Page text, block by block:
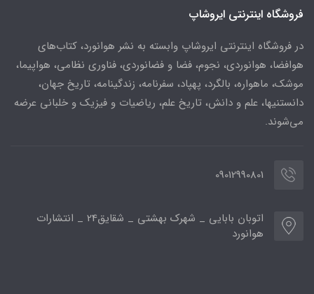
فروشگاه اینترنتی ایروشاپ
در فروشگاه اینترنتی ایروشاپ وابسته به نشر هوانورد، کتاب‌های
هوافضا، هوانوردی، نجوم، فضا و فضانوردی، فناوری نظامی، هواپیما،
موشک، ماهواره، بالگرد، پهپاد، سفرنامه، زندگینامه، تاریخ جهان،
دانستنیها، علم و دانش، تاریخ علم، ریاضیات و فیزیک و خلبانی عرضه
می‌شوند.
09012990801
اتوبان بابایی _ شهرک بهشتی _ شقایق24 _ انتشارات
هوانورد